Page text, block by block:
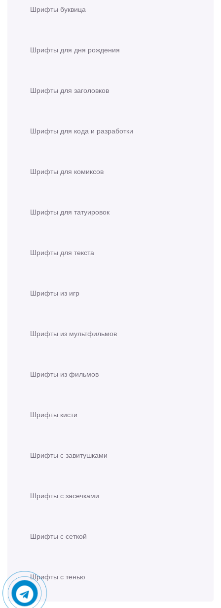
Шрифты буквица
Шрифты для дня рождения
Шрифты для заголовков
Шрифты для кода и разработки
Шрифты для комиксов
Шрифты для татуировок
Шрифты для текста
Шрифты из игр
Шрифты из мультфильмов
Шрифты из фильмов
Шрифты кисти
Шрифты с завитушками
Шрифты с засечками
Шрифты с сеткой
Шрифты с тенью